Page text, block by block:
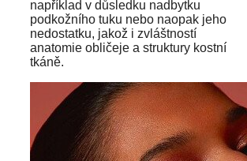
například v důsledku nadbytku
podkožního tuku nebo naopak jeho
nedostatku, jakož i zvláštností
anatomie obličeje a struktury kostní
tkáně.